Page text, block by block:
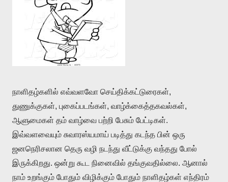
நாளிதழ்களில் எவ்வளவோ செய்திக்கட்டுரைகள்,
துணுக்குகள், புகைப்படங்கள், வாழ்க்கைத்தகவல்கள்,
ஆளுமைகள் தம் வாழ்வை பற்றி பேசும் பேட்டிகள்.
இவ்வளவையும் சுவாரஸ்யமாய் படித்து கடந்த பின் ஒரு
ஜனநெரிசலான தெரு வழி நடந்து வீட்டுக்கு வந்தது போல்
இருக்கிறது. ஒன்று கூட நினைவில் தங்குவதில்லை. ஆனால்
நாம் உறங்கும் போதும் விழிக்கும் போதும் நாளிதழ்கள் எந்திரம்